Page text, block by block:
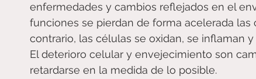
enfermedades y cambios reflejados en el
funciones se pierdan de forma acelerada
contrario, las células se oxidan, se inflaman
El deterioro celular y envejecimiento son
retardarse en la medida de lo posible.